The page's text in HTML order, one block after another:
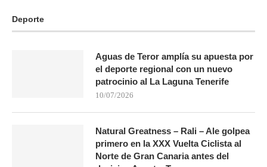
Deporte
Aguas de Teror amplía su apuesta por
el deporte regional con un nuevo
patrocinio al La Laguna Tenerife
10/07/2026
Natural Greatness – Rali – Ale golpea
primero en la XXX Vuelta Ciclista al
Norte de Gran Canaria antes del